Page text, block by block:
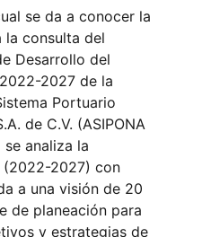
se da a conocer la
la consulta del
Desarrollo del
2027 de la
Portuario
de C.V. (ASIPONA
analiza la
(2022-2027) con
a una visión de 20
de planeación para
y estrategias de